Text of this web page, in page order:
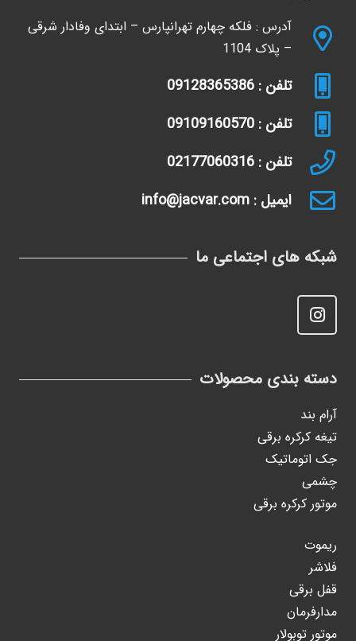
آدرس : فلکه چهارم تهرانپارس – ابتدای وفادار شرقی
– پلاک 1104
تلفن : 09128365386
تلفن : 09109160570
تلفن : 02177060316
ایمیل : info@jacvar.com
شبکه های اجتماعی ما
دسته بندی محصولات
آرام بند
تیغه کرکره برقی
جک اتوماتیک
چشمی
موتور کرکره برقی
ریموت
فلاشر
قفل برقی
مدارفرمان
موتور توبولار